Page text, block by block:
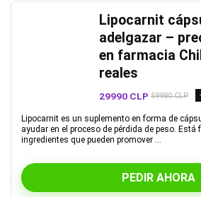
Lipocarnit
adelgazar –
en farmacia
reales
29990 CLP 59980 CLP
Lipocarnit es un suplemento en forma de
ayudar en el proceso de pérdida de peso. Está
ingredientes que pueden promover ...
PEDIR AHORA